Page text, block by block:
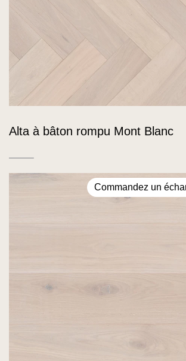
Alta à bâton rompu Mont Blanc
Commandez un